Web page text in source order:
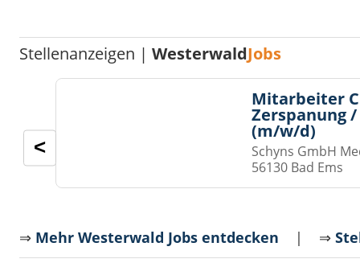
Stellenanzeigen |WesterwaldJobs
Mitarbeiter
Zerspanung
(m/w/d)
Schyns GmbH
56130 Bad Ems
<
⇒ Mehr Westerwald Jobs entdecken | ⇒